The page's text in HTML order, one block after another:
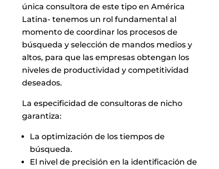
única consultora de este tipo en América
Latina- tenemos un rol fundamental al
momento de coordinar los procesos de
búsqueda y selección de mandos medios y
altos, para que las empresas obtengan los
niveles de productividad y competitividad
deseados.
La especificidad de consultoras de nicho
garantiza:
La optimización de los tiempos de
búsqueda.
El nivel de precisión en la identificación de